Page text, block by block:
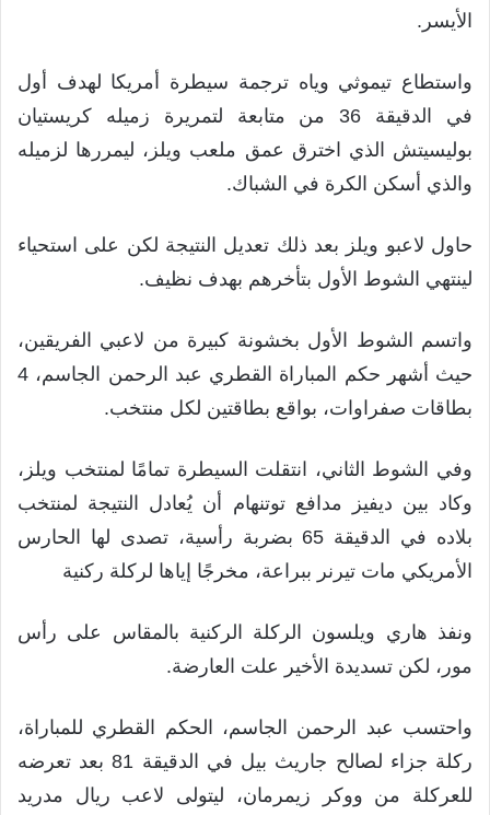
الأيسر.
واستطاع تيموثي وياه ترجمة سيطرة أمريكا لهدف أول
في الدقيقة 36 من متابعة لتمريرة زميله كريستيان
بوليسيتش الذي اخترق عمق ملعب ويلز، ليمررها لزميله
والذي أسكن الكرة في الشباك.
حاول لاعبو ويلز بعد ذلك تعديل النتيجة لكن على استحياء
لينتهي الشوط الأول بتأخرهم بهدف نظيف.
واتسم الشوط الأول بخشونة كبيرة من لاعبي الفريقين،
حيث أشهر حكم المباراة القطري عبد الرحمن الجاسم، 4
بطاقات صفراوات، بواقع بطاقتين لكل منتخب.
وفي الشوط الثاني، انتقلت السيطرة تمامًا لمنتخب ويلز،
وكاد بين ديفيز مدافع توتنهام أن يُعادل النتيجة لمنتخب
بلاده في الدقيقة 65 بضربة رأسية، تصدى لها الحارس
الأمريكي مات تيرنر ببراعة، مخرجًا إياها لركلة ركنية
ونفذ هاري ويلسون الركلة الركنية بالمقاس على رأس
مور، لكن تسديدة الأخير علت العارضة.
واحتسب عبد الرحمن الجاسم، الحكم القطري للمباراة،
ركلة جزاء لصالح جاريث بيل في الدقيقة 81 بعد تعرضه
للعركلة من ووكر زيمرمان، ليتولى لاعب ريال مدريد